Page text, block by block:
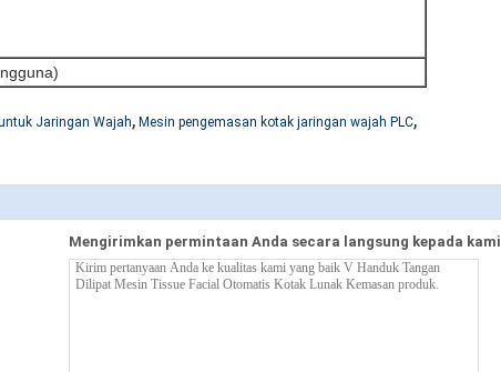
Jaringan Wajah, Mesin pengemasan kotak jaringan wajah PLC,
Mengirimkan permintaan Anda secara langsung kepada kami